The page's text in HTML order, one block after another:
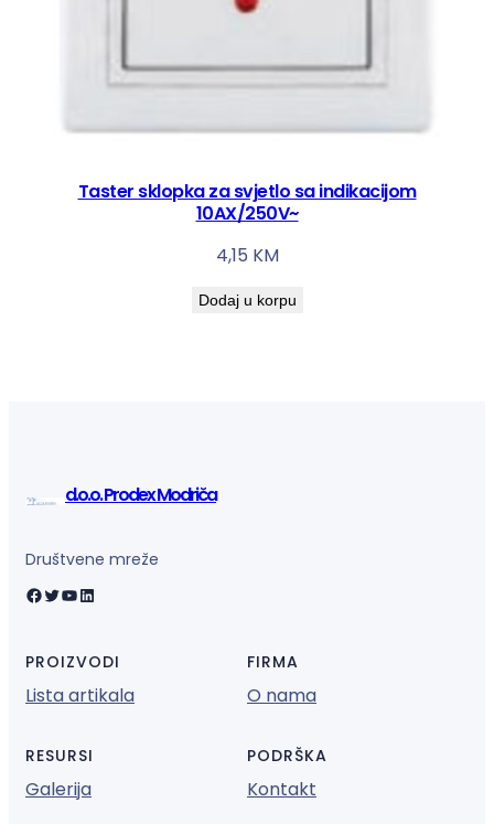
Taster sklopka za svjetlo sa indikacijom
10AX/250V~
4,15 KM
Dodaj u korpu
d.o.o. Prodex Modriča
Društvene mreže
Facebook Twitter YouTube LinkedIn
PROIZVODI
Lista artikala
FIRMA
O nama
RESURSI
Galerija
PODRŠKA
Kontakt